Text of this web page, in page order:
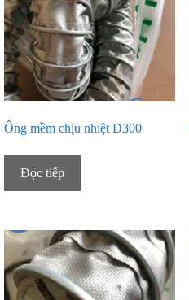
Ống mềm chịu nhiệt D300
Đọc tiếp